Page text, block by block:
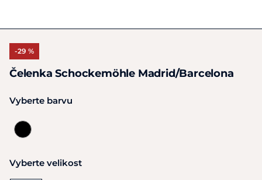
-29 %
Čelenka Schockemöhle Madrid/Barcelona
Vyberte barvu
Vyberte velikost